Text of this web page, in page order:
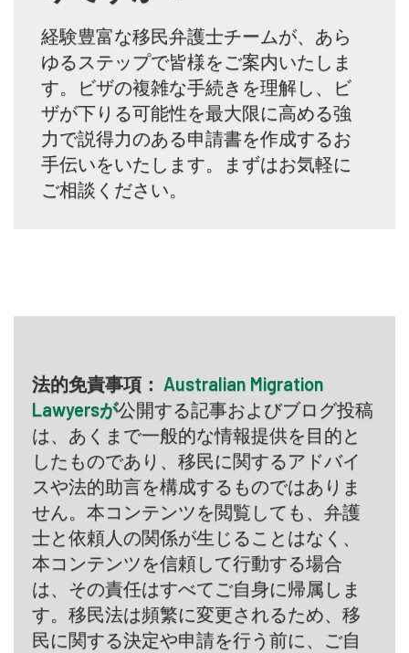
経験豊富な移民弁護士チームが、あら
ゆるステップで皆様をご案内いたしま
す。ビザの複雑な手続きを理解し、ビ
ザが下りる可能性を最大限に高める強
力で説得力のある申請書を作成するお
手伝いをいたします。まずはお気軽に
ご相談ください。
法的免責事項： Australian Migration
Lawyersが公開する記事およびブログ投稿
は、あくまで一般的な情報提供を目的と
したものであり、移民に関するアドバイ
スや法的助言を構成するものではありま
せん。本コンテンツを閲覧しても、弁護
士と依頼人の関係が生じることはなく、
本コンテンツを信頼して行動する場合
は、その責任はすべてご自身に帰属しま
す。移民法は頻繁に変更されるため、移
民に関する決定や申請を行う前に、ご自